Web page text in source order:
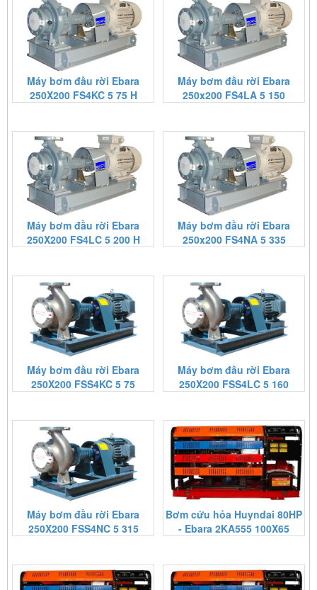
Máy bơm đầu rời Ebara
250X200 FS4KC 5 75 H
Máy bơm đầu rời Ebara
250x200 FS4LA 5 150
Máy bơm đầu rời Ebara
250X200 FS4LC 5 200 H
Máy bơm đầu rời Ebara
250x200 FS4NA 5 335
Máy bơm đầu rời Ebara
250X200 FSS4KC 5 75
Máy bơm đầu rời Ebara
250X200 FSS4LC 5 160
Máy bơm đầu rời Ebara
250X200 FSS4NC 5 315
Bơm cứu hỏa Huyndai 80HP
- Ebara 2KA555 100X65